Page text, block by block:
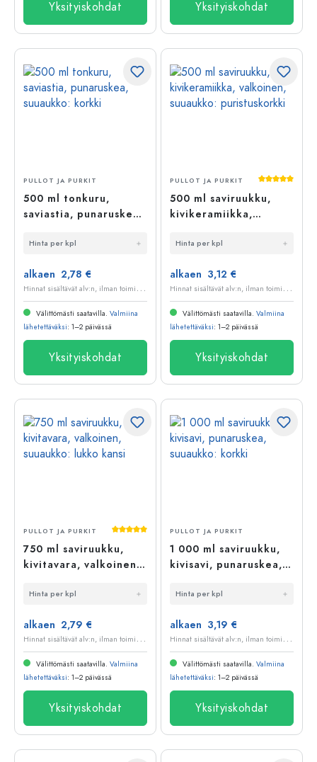
Yksityiskohdat Yksityiskohdat
PULLOT JA PURKIT
500 ml tonkuru,
saviastia, punaruskea,
Hinta per kpl
alkaen 2,78 €
H
innat sisältävät alv:n, ilman toimituskuluja
Välittömästi saatavilla. Valmiina
lähetettäväksi: 1–2 päivässä
Yksityiskohdat
PULLOT JA PURKIT
500 ml saviruukku,
kivikeramiikka,
puristuskorkki
Hinta per kpl
alkaen 3,12 €
H
innat sisältävät alv:n, ilman toimituskuluja
Välittömästi saatavilla. Valmiina
lähetettäväksi: 1–2 päivässä
Yksityiskohdat
Keskimääräinen arvosana 5 5 tähdestä
PULLOT JA PURKIT
750 ml saviruukku,
kivitavara, valkoinen,
Hinta per kpl
alkaen 2,79 €
H
innat sisältävät alv:n, ilman toimituskuluja
Välittömästi saatavilla. Valmiina
lähetettäväksi: 1–2 päivässä
Yksityiskohdat
PULLOT JA PURKIT
1 000 ml saviruukku,
kivisavi, punaruskea,
Hinta per kpl
alkaen 3,19 €
H
innat sisältävät alv:n, ilman toimituskuluja
Välittömästi saatavilla. Valmiina
lähetettäväksi: 1–2 päivässä
Yksityiskohdat